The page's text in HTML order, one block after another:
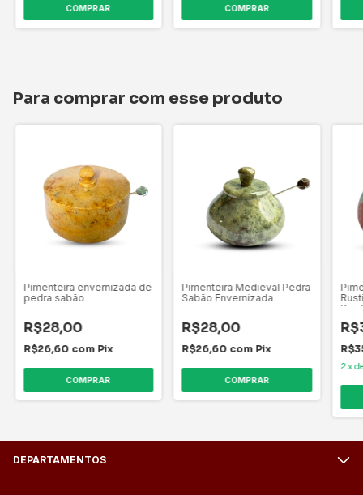
Para comprar com esse produto
Pimenteira envernizada de
pedra sabão
R$28,00
R$26,60 com Pix
Pimenteira Medieval Pedra
Sabão Envernizada
R$28,00
R$26,60 com Pix
2x
DEPARTAMENTOS